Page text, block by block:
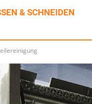
& SCHNEIDEN